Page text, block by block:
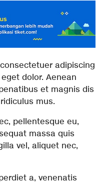
adipiscing
dolor. Aenean
et magnis dis
mus.
pellentesque eu,
massa quis
vel, aliquet nec,
a, venenatis